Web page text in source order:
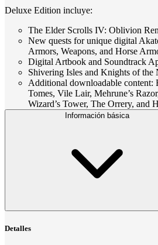
Deluxe Edition incluye:
The Elder Scrolls IV: Oblivion
New quests for unique digital
Armors, Weapons, and Horse
Digital Artbook and Soundtrack
Shivering Isles and Knights of the
Additional downloadable content:
Tomes, Vile Lair, Mehrune’s
Wizard’s Tower, The Orrery, and
Información básica
Detalles